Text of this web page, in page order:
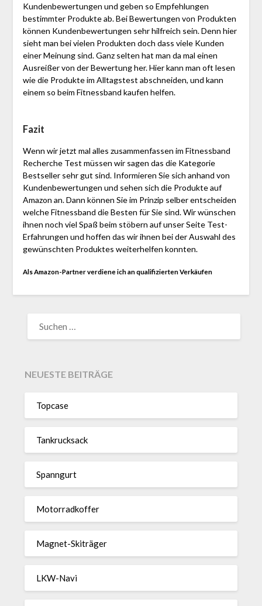
Kundenbewertungen und geben so Empfehlungen
bestimmter Produkte ab. Bei Bewertungen von Produkten
können Kundenbewertungen sehr hilfreich sein. Denn hier
sieht man bei vielen Produkten doch dass viele Kunden
einer Meinung sind. Ganz selten hat man da mal einen
Ausreißer von der Bewertung her. Hier kann man oft lesen
wie die Produkte im Alltagstest abschneiden, und kann
einem so beim Fitnessband kaufen helfen.
Fazit
Wenn wir jetzt mal alles zusammenfassen im Fitnessband
Recherche Test müssen wir sagen das die Kategorie
Bestseller sehr gut sind. Informieren Sie sich anhand von
Kundenbewertungen und sehen sich die Produkte auf
Amazon an. Dann können Sie im Prinzip selber entscheiden
welche Fitnessband die Besten für Sie sind. Wir wünschen
ihnen noch viel Spaß beim stöbern auf unser Seite Test-
Erfahrungen und hoffen das wir ihnen bei der Auswahl des
gewünschten Produktes weiterhelfen konnten.
Als Amazon-Partner verdiene ich an qualifizierten Verkäufen
NACH:
NEUESTE BEITRÄGE
Topcase
Tan­kruck­sack
Spann­gurt
Motor­rad­koffer
Magnet-Ski­träger
LKW-Navi